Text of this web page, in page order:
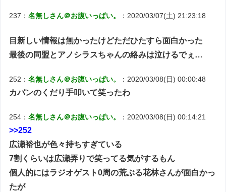
237：名無しさん＠お腹いっぱい。 ：2020/03/07(土) 21:23:18
目新しい情報は無かったけどただひたすら面白かった
最後の同盟とアノシラスちゃんの絡みは泣けるでぇ…
252：名無しさん＠お腹いっぱい。 ：2020/03/08(日) 00:00:48
カバンのくだり手叩いて笑ったわ
254：名無しさん＠お腹いっぱい。 ：2020/03/08(日) 00:14:21
>>252
広瀬裕也が色々持ちすぎている
7割くらいは広瀬弄りで笑ってる気がするもん
個人的にはラジオゲスト0周の荒ぶる花林さんが面白かっ
たが